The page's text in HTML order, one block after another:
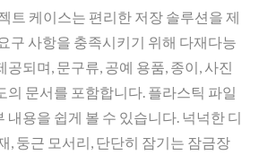
트 케이스는 편리한 저장 솔루션을 제
구 사항을 충족시키기 위해 다재다능
되며, 문구류, 공예 용품, 종이, 사진
의 문서를 포함합니다. 플라스틱 파일
내용을 쉽게 볼 수 있습니다. 넉넉한 디
, 둥근 모서리, 단단히 잠기는 잠금장